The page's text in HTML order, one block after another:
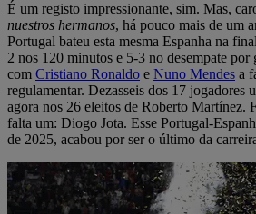
É um registo impressionante, sim. Mas,
nuestros hermanos, há pouco mais de um
Portugal bateu esta mesma Espanha na
2 nos 120 minutos e 5-3 no desempate por
com Cristiano Ronaldo e Nuno Mendes a
regulamentar. Dezasseis dos 17 jogadores
agora nos 26 eleitos de Roberto Martínez.
falta um: Diogo Jota. Esse Portugal-
de 2025, acabou por ser o último da